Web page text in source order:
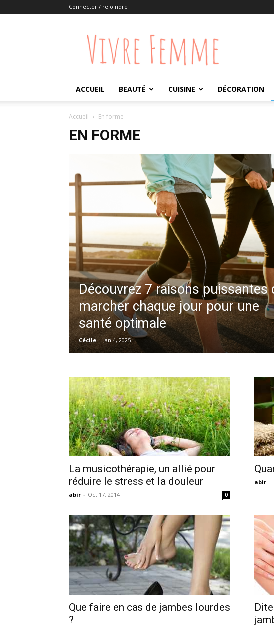
Connecter / rejoindre
Vivre
Femme
ACCUEIL BEAUTÉ CUISINE DÉCORATION
Accueil En forme
EN FORME
Découvrez 7 raisons puissantes
marcher chaque jour pour une
santé optimale
Cécile - Jan 4, 2025
La musicothérapie, un allié pour
réduire le stress et la douleur
abir - Oct 17, 2014 0
abir -
Que faire en cas de jambes lourdes
?